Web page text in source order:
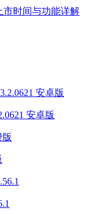
市时间与功能详解
安卓版